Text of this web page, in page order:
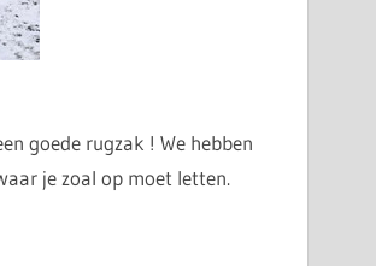
goede rugzak ! We hebben
je zoal op moet letten.